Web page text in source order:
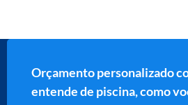
Orçamento personalizado
entende de piscina, como